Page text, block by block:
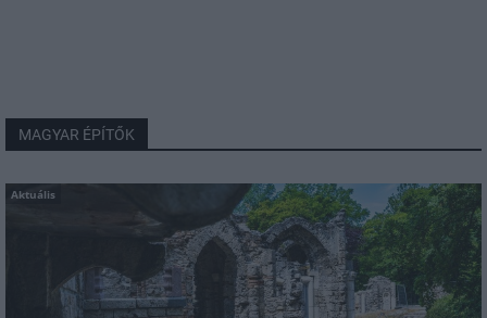
MAGYAR ÉPÍTŐK
Aktuális